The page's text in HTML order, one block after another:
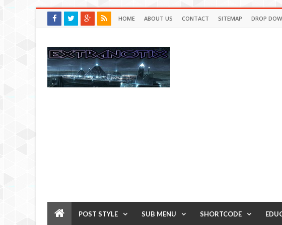
HOME ABOUT US CONTACT SITEMAP DROP
POST STYLE SUB MENU SHORTCODE